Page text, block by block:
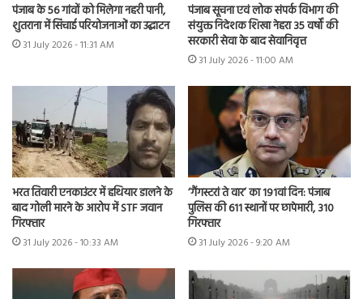
पंजाब के 56 गांवों को मिलेगा नहरी पानी,
शुतराना में सिंचाई परियोजनाओं का उद्घाटन
31 July 2026 - 11:31 AM
पंजाब सूचना एवं लोक संपर्क विभाग की
संयुक्त निदेशक शिखा नेहरा 35 वर्षों की
सरकारी सेवा के बाद सेवानिवृत्त
31 July 2026 - 11:00 AM
भरत तिवारी एनकाउंटर में हथियार डालने के
बाद गोली मारने के आरोप में STF जवान
गिरफ्तार
31 July 2026 - 10:33 AM
‘गैंगस्टरां ते वार’ का 191वां दिन: पंजाब
पुलिस की 611 स्थानों पर छापेमारी, 310
गिरफ्तार
31 July 2026 - 9:20 AM